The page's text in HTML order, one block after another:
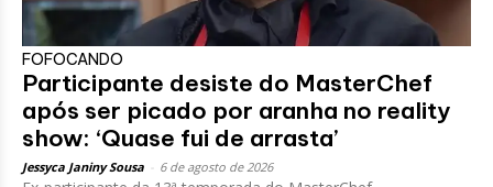
FOFOCANDO
Participante desiste do MasterChef
após ser picado por aranha no reality
show: ‘Quase fui de arrasta’
Jessyca Janiny Sousa 6 de agosto de 2026